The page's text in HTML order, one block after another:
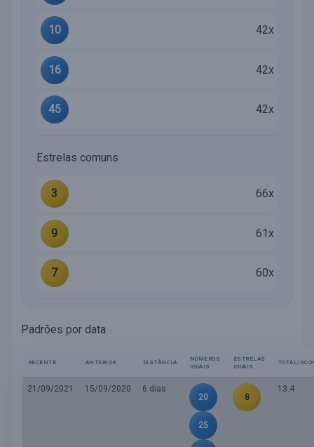
10 42x
16 42x
45 42x
Estrelas comuns
3 66x
9 61x
7 60x
Padrões por data
RECENTE ANTERIOR DISTÂNCIA
NÚMEROS
IGUAIS
ESTRELAS
IGUAIS
TOTAL/
21/09/2021 15/09/2020
6 dias
20
25
8
13.4